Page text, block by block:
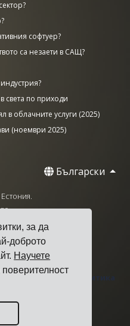
за да
доброто
Научете
софтуер?
са незаети в САЩ?
света по приходи
в облачните услуги (2025)
(ноември 2025)
Български
Естония
Политика